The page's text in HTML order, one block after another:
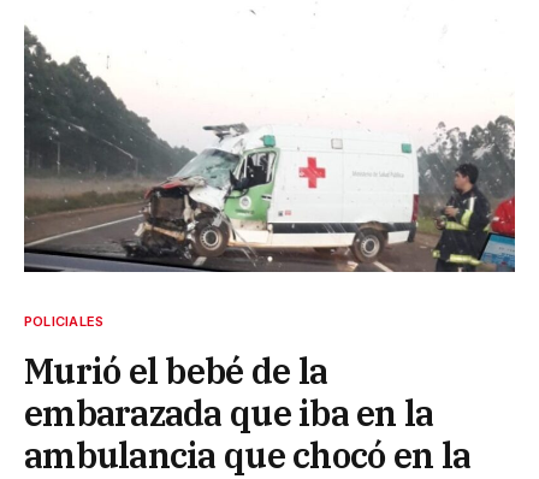
POLICIALES
Murió el bebé de la
embarazada que iba en la
ambulancia que chocó en la